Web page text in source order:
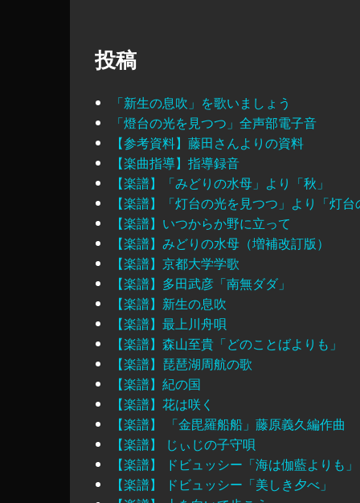
投稿
「新生の息吹」を歌いましょう
「燈台の光を見つつ」全声部電子音
【参考資料】藤田さんよりの資料
【楽曲指導】指導録音
【楽譜】「みどりの水母」より「秋」
【楽譜】「灯台の光を見つつ」より「灯
【楽譜】いつからか野に立って
【楽譜】みどりの水母（増補改訂版）
【楽譜】京都大学学歌
【楽譜】多田武彦「南無ダダ」
【楽譜】新生の息吹
【楽譜】最上川舟唄
【楽譜】森山至貴「どのことばよりも」
【楽譜】琵琶湖周航の歌
【楽譜】紀の国
【楽譜】花は咲く
【楽譜】 「金毘羅船船」藤原義久編作曲
【楽譜】 じぃじの子守唄
【楽譜】 ドビュッシー「海は伽藍よりも」
【楽譜】 ドビュッシー「美しき夕べ」